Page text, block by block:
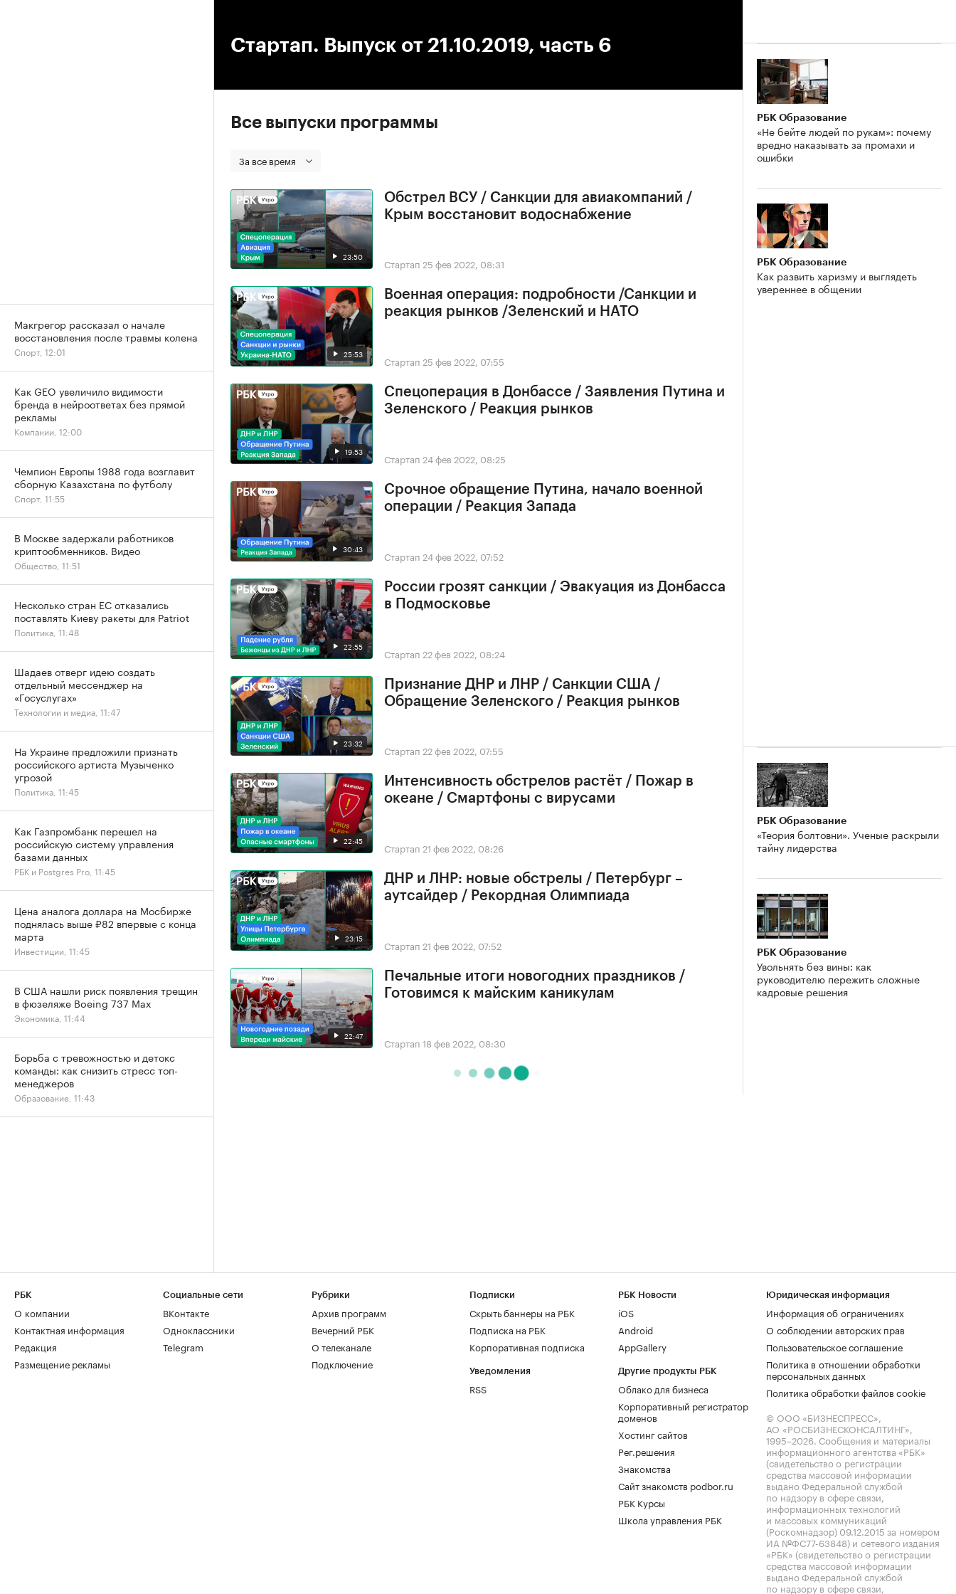
Стартап. Выпуск от 21.10.2019, часть 6
Все выпуски программы
За все время
23:50
Обстрел ВСУ / Санкции для авиакомпаний /
Крым восстановит водоснабжение
Стартап 25 фев 2022, 08:31
25:53
Военная операция: подробности /Санкции и
реакция рынков /Зеленский и НАТО
Стартап 25 фев 2022, 07:55
19:53
Спецоперация в Донбассе / Заявления Путина и
Зеленского / Реакция рынков
Стартап 24 фев 2022, 08:25
30:43
Срочное обращение Путина, начало военной
операции / Реакция Запада
Стартап 24 фев 2022, 07:52
22:55
России грозят санкции / Эвакуация из Донбасса
в Подмосковье
Стартап 22 фев 2022, 08:24
23:32
Признание ДНР и ЛНР / Санкции США /
Обращение Зеленского / Реакция рынков
Стартап 22 фев 2022, 07:55
22:45
Интенсивность обстрелов растёт / Пожар в
океане / Смартфоны с вирусами
Стартап 21 фев 2022, 08:26
23:15
ДНР и ЛНР: новые обстрелы / Петербург –
аутсайдер / Рекордная Олимпиада
Стартап 21 фев 2022, 07:52
22:47
Печальные итоги новогодних праздников /
Готовимся к майским каникулам
Стартап 18 фев 2022, 08:30
РБК Образование
«Не бейте людей по рукам»: почему
вредно наказывать за промахи и
ошибки
РБК Образование
Как развить харизму и выглядеть
увереннее в общении
РБК Образование
«Теория болтовни». Ученые раскрыли
тайну лидерства
РБК Образование
Увольнять без вины: как
руководителю пережить сложные
кадровые решения
Макгрегор рассказал о начале
восстановления после травмы колена
Спорт, 12:01
Как GEO увеличило видимости
бренда в нейроответах без прямой
рекламы
Компании, 12:00
Чемпион Европы 1988 года возглавит
сборную Казахстана по футболу
Спорт, 11:55
В Москве задержали работников
криптообменников. Видео
Общество, 11:51
Несколько стран ЕС отказались
поставлять Киеву ракеты для Patriot
Политика, 11:48
Шадаев отверг идею создать
отдельный мессенджер на
«Госуслугах»
Технологии и медиа, 11:47
На Украине предложили признать
российского артиста Музыченко
угрозой
Политика, 11:45
Как Газпромбанк перешел на
российскую систему управления
базами данных
РБК и Postgres Pro, 11:45
Цена аналога доллара на Мосбирже
поднялась выше ₽82 впервые с конца
марта
Инвестиции, 11:45
В США нашли риск появления трещин
в фюзеляже Boeing 737 Max
Экономика, 11:44
Борьба с тревожностью и детокс
команды: как снизить стресс топ-
менеджеров
Образование, 11:43
РБК
О компании
Контактная информация
Редакция
Размещение рекламы
Социальные сети
ВКонтакте
Одноклассники
Telegram
Рубрики
Архив программ
Вечерний РБК
О телеканале
Подключение
Подписки
Скрыть баннеры на РБК
Подписка на РБК
Корпоративная подписка
Уведомления
RSS
РБК Новости
iOS
Android
AppGallery
Другие продукты РБК
Облако для бизнеса
Корпоративный регистратор
доменов
Хостинг сайтов
Рег.решения
Знакомства
Сайт знакомств podbor.ru
РБК Курсы
Школа управления РБК
Юридическая информация
Информация об ограничениях
О соблюдении авторских прав
Пользовательское соглашение
Политика в отношении обработки
персональных данных
Политика обработки файлов cookie
© ООО «БИЗНЕСПРЕСС»,
АО «РОСБИЗНЕСКОНСАЛТИНГ»,
1995–2026. Сообщения и материалы
информационного агентства «РБК»
(свидетельство о регистрации
средства массовой информации
выдано Федеральной службой
по надзору в сфере связи,
информационных технологий
и массовых коммуникаций
(Роскомнадзор) 09.12.2015 за номером
ИА №ФС77-63848) и сетевого издания
«РБК» (свидетельство о регистрации
средства массовой информации
выдано Федеральной службой
по надзору в сфере связи,